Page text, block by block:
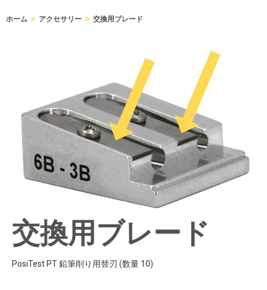
ホーム > アクセサリー > 交換用ブレード
交換用ブレード
PosiTest PT 鉛筆削り用替刃 (数量 10)